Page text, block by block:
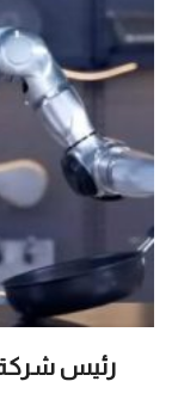
رئيس شركة